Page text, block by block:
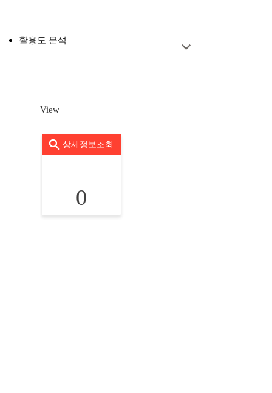
활용도 분석
View
상세정보조회
0